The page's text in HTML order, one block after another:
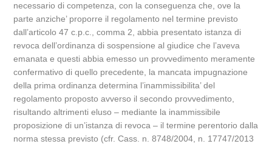
necessario di competenza, con la conseguenza che, ove la
parte anziche’ proporre il regolamento nel termine previsto
dall’articolo 47 c.p.c., comma 2, abbia presentato istanza di
revoca dell’ordinanza di sospensione al giudice che l’aveva
emanata e questi abbia emesso un provvedimento meramente
confermativo di quello precedente, la mancata impugnazione
della prima ordinanza determina l’inammissibilita’ del
regolamento proposto avverso il secondo provvedimento,
risultando altrimenti eluso – mediante la inammissibile
proposizione di un’istanza di revoca – il termine perentorio dalla
norma stessa previsto (cfr. Cass. n. 8748/2004, n. 17747/2013